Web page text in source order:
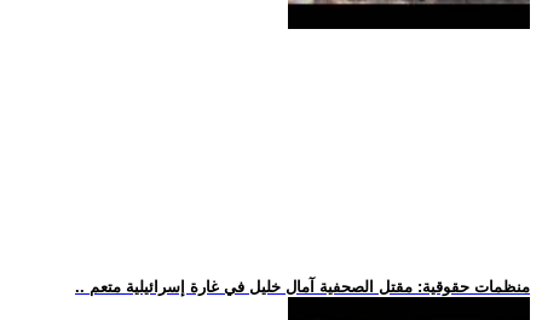
.. منظمات حقوقية: مقتل الصحفية آمال خليل في غارة إسرائيلية متعم